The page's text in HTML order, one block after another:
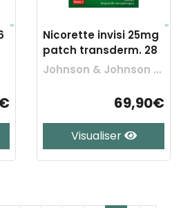
Nicorette invisi 25mg
patch transderm. 28
Johnson & Johnson Consumer
69,90€
Visualiser